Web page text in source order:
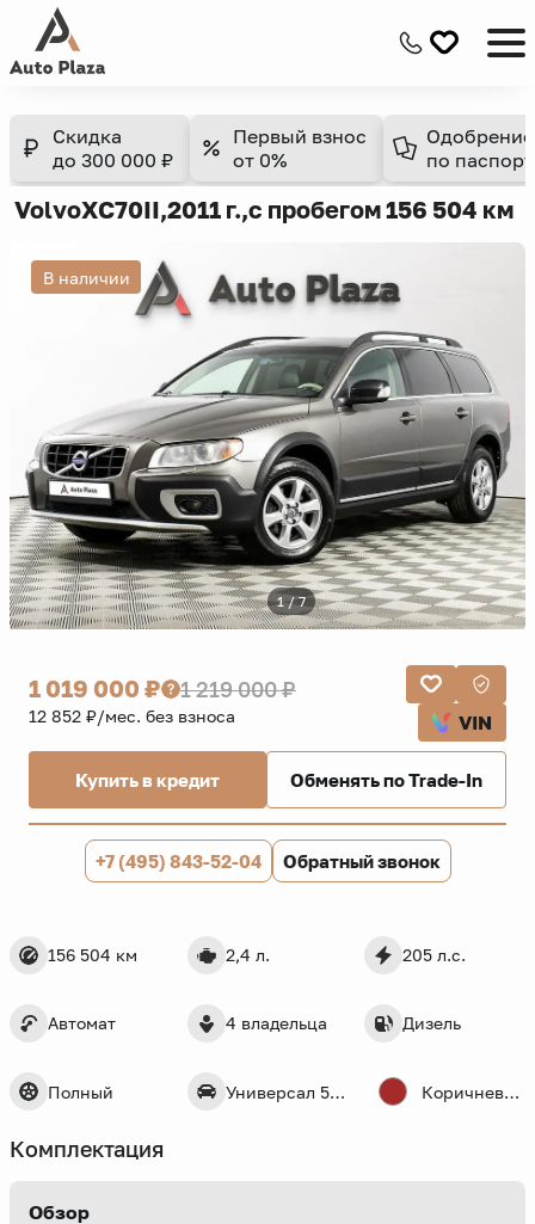
Скидка
до 300 000 ₽
Первый взнос
от 0%
Одобрение
по
VolvoXC70II,2011 г.,с пробегом 156 504 км
В наличии
1 / 7
156 504 км 2,4 л. 205 л.с.
Автомат 4 владельца Дизель
Полный Универсал 5 дв. Коричневый
1 019 000 ₽ 1 219 000 ₽
12 852 ₽/мес. без взноса VIN
Купить в кредит Обменять по Trade-In
+7 (495) 843-52-04 Обратный звонок
Комплектация
Обзор